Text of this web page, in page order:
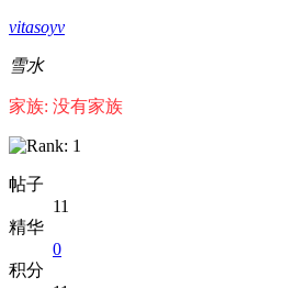
vitasoyv
雪水
家族: 没有家族
帖子
11
精华
0
积分